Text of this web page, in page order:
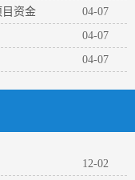
资金
04-07
04-07
04-07
12-02